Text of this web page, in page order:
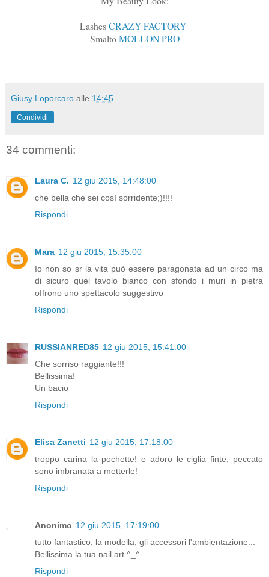
LashesCRAZY FACTORY
SmaltoMOLLON PRO
Giusy Loporcaro alle 14:45
Condividi
34 commenti:
Laura C. 12 giu 2015, 14:48:00
che bella che sei così sorridente;)!!!!
Rispondi
Mara 12 giu 2015, 15:35:00
Io non so sr la vita può essere paragonata ad un circo ma
di sicuro quel tavolo bianco con sfondo i muri in pietra
offrono uno spettacolo suggestivo
Rispondi
RUSSIANRED85 12 giu 2015, 15:41:00
Che sorriso raggiante!!!
Bellissima!
Un bacio
Rispondi
Elisa Zanetti 12 giu 2015, 17:18:00
troppo carina la pochette! e adoro le ciglia finte, peccato
sono imbranata a metterle!
Rispondi
Anonimo 12 giu 2015, 17:19:00
tutto fantastico, la modella, gli accessori l'ambientazione...
Bellissima la tua nail art ^_^
Rispondi